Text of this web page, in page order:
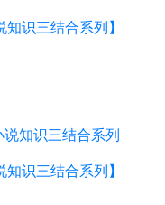
识三结合系列】
说知识三结合系列
识三结合系列】